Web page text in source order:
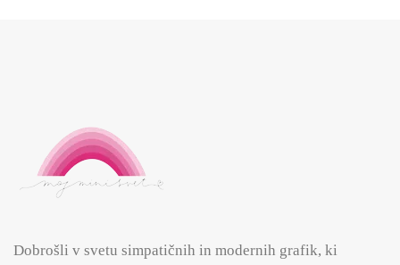
Dobrošli v svetu simpatičnih in modernih grafik, ki